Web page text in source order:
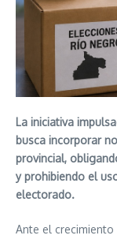
La iniciativa
busca incorporar
provincial,
y prohibiendo el
electorado.
Ante el